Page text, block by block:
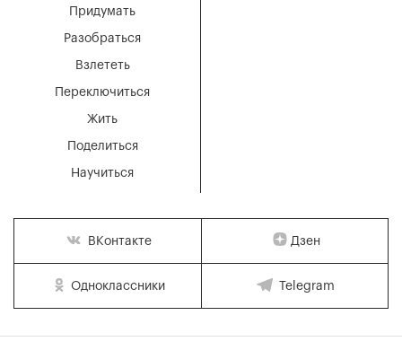
Придумать
Разобраться
Взлететь
Переключиться
Жить
Поделиться
Научиться
ВКонтакте Дзен
Одноклассники Telegram